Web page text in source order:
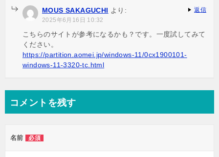
MOUS SAKAGUCHI より:
2025年6月16日 10:32
こちらのサイトが参考になるかも？です。一度試してみて
ください。
https://partition.aomei.jp/windows-11/0cx1900101-
windows-11-3320-tc.html
返信
コメントを残す
名前 必須